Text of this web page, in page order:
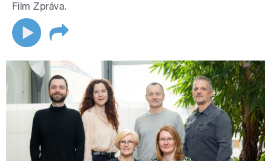
Film Zpráva.